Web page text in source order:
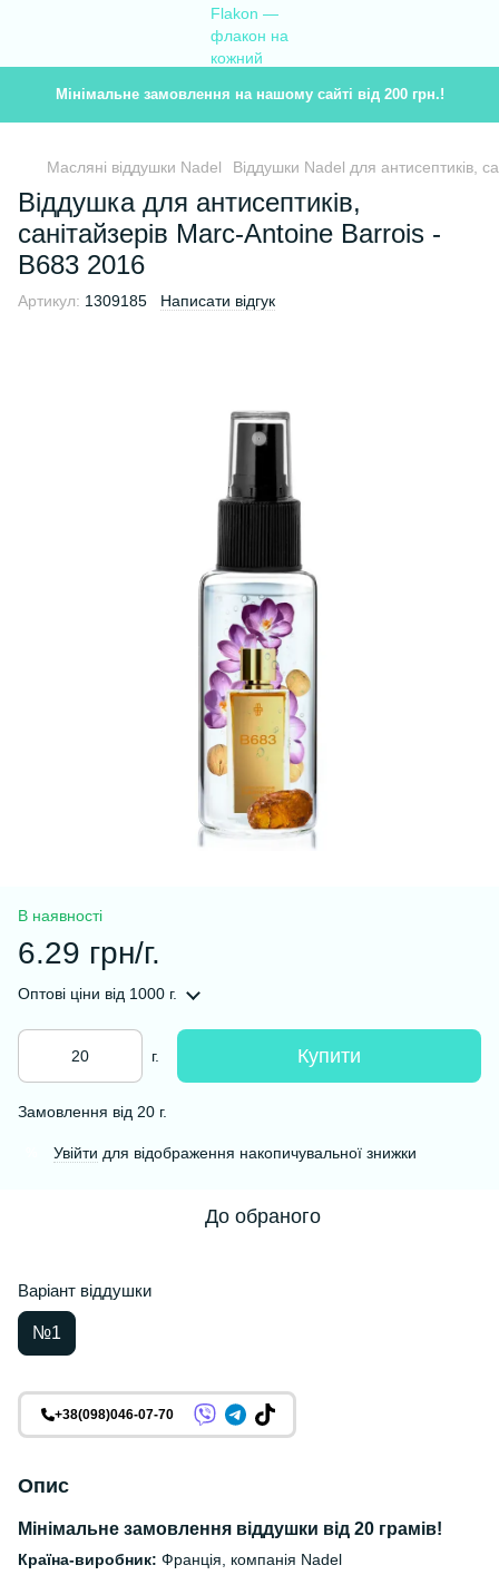
Мінімальне замовлення на нашому сайті від 200 грн.!
Масляні віддушки Nadel Віддушки Nadel для антисептиків,
Віддушка для антисептиків,
санітайзерів Marc-Antoine Barrois -
B683 2016
Артикул: 1309185 Написати відгук
В наявності
6.29 грн/г.
Оптові ціни від 1000 г.
г. Купити
Замовлення від 20 г.
Увійти для відображення накопичувальної знижки
До обраного
Варіант віддушки
№1
+38(098)046-07-70
Опис
Мінімальне замовлення віддушки від 20 грамів!
Країна-виробник: Франція, компанія Nadel